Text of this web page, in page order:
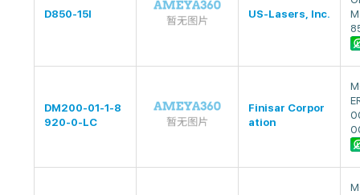
D850-15I US-Lasers, Inc.
DM200-01-1-8
920-0-LC
Finisar Corpor
ation